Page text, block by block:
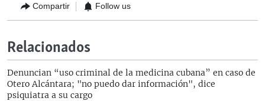
Compartir Follow us
Relacionados
Denuncian “uso criminal de la medicina cubana” en caso de
Otero Alcántara; "no puedo dar información", dice
psiquiatra a su cargo